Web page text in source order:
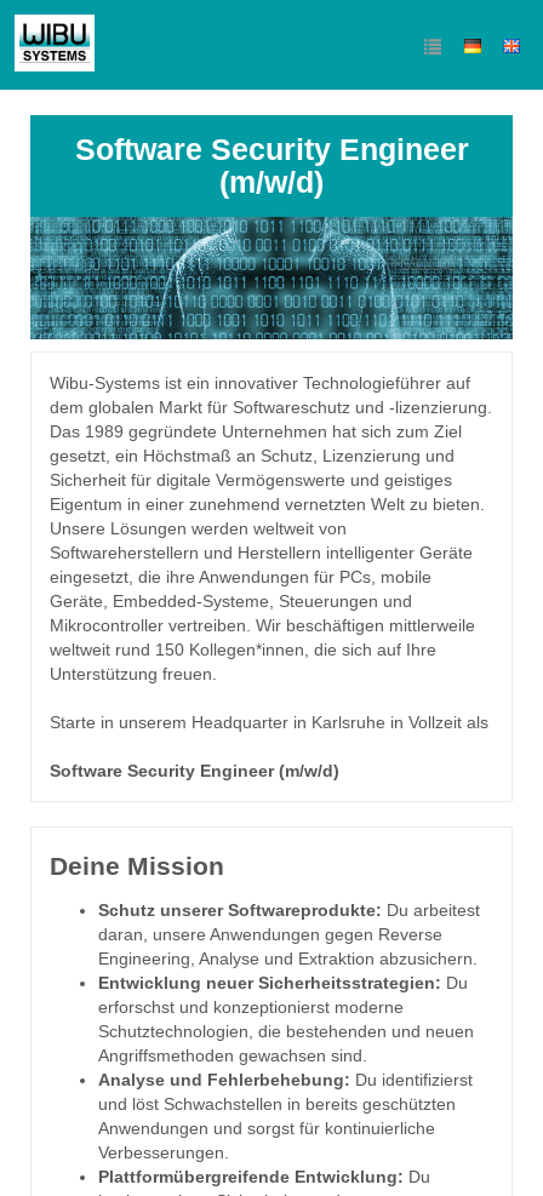
Software Security Engineer
(m/w/d)
Wibu-Systems ist ein innovativer Technologieführer auf
dem globalen Markt für Softwareschutz und -lizenzierung.
Das 1989 gegründete Unternehmen hat sich zum Ziel
gesetzt, ein Höchstmaß an Schutz, Lizenzierung und
Sicherheit für digitale Vermögenswerte und geistiges
Eigentum in einer zunehmend vernetzten Welt zu bieten.
Unsere Lösungen werden weltweit von
Softwareherstellern und Herstellern intelligenter Geräte
eingesetzt, die ihre Anwendungen für PCs, mobile
Geräte, Embedded-Systeme, Steuerungen und
Mikrocontroller vertreiben. Wir beschäftigen mittlerweile
weltweit rund 150 Kollegen*innen, die sich auf Ihre
Unterstützung freuen.
Starte in unserem Headquarter in Karlsruhe in Vollzeit als
Software Security Engineer (m/w/d)
Deine Mission
Schutz unserer Softwareprodukte: Du arbeitest
daran, unsere Anwendungen gegen Reverse
Engineering, Analyse und Extraktion abzusichern.
Entwicklung neuer Sicherheitsstrategien: Du
erforschst und konzeptionierst moderne
Schutztechnologien, die bestehenden und neuen
Angriffsmethoden gewachsen sind.
Analyse und Fehlerbehebung: Du identifizierst
und löst Schwachstellen in bereits geschützten
Anwendungen und sorgst für kontinuierliche
Verbesserungen.
Plattformübergreifende Entwicklung: Du